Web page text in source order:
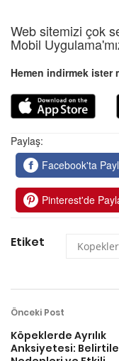
Web sitemizi çok
Mobil
Hemen indirmek ister
Paylaş:
Facebook'ta
Pinterest'de
Etiket
Önceki Post
Köpeklerde Ayrılık
Anksiyetesi: